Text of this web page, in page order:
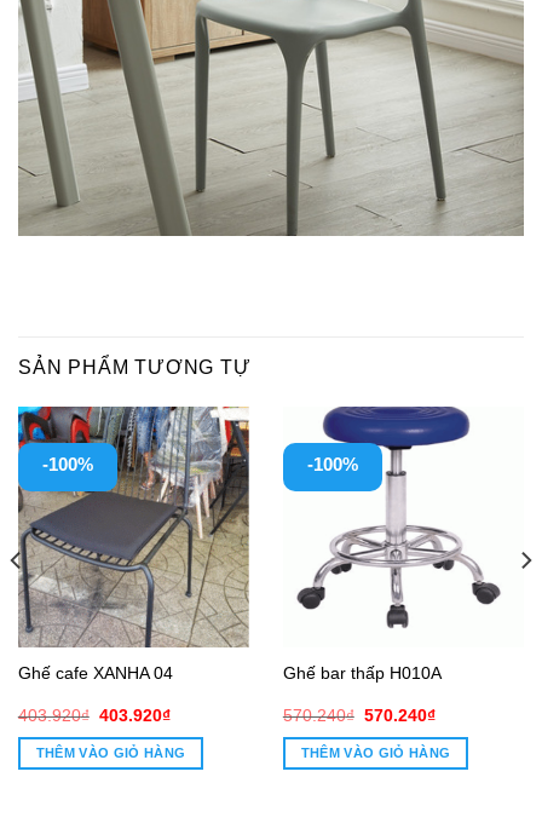
SẢN PHẨM TƯƠNG TỰ
-100%
Ghế cafe XANHA 04
403.920₫ Giá
là:
403.920₫.
403.920₫Giá
tại
là:
THÊM VÀO GIỎ HÀNG
-100%
Ghế bar thấp H010A
570.240₫ Giá
là:
570.240₫.
570.240₫Giá
tại
là:
THÊM VÀO GIỎ HÀNG